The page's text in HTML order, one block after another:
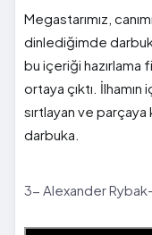
Megastarımız,
dinlediğimde
bu içeriği hazırlama
ortaya çıktı.
sırtlayan ve
darbuka.
3- Alexander